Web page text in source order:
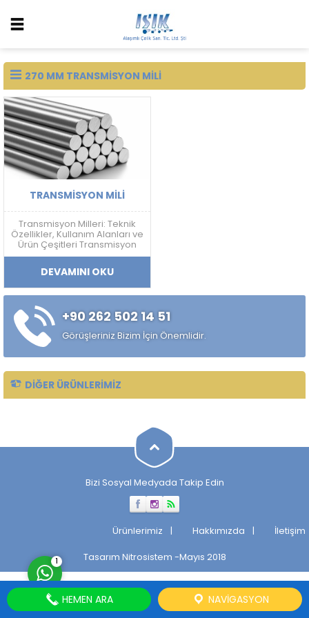
270 MM TRANSMISYON MILI
TRANSMISYON MILI
Transmisyon Milleri: Teknik
Özellikler, Kullanım Alanları ve
Ürün Çeşitleri Transmisyon
Mili Nedir? Transmisyon mili;
mekanik güç aktarımı,
doğrusal hareket sistemleri
ve makine ekipmanlarında
kullanılan, yüksek ölçü
hassasiyetine sahip soğuk
çekilmiş çelik mil ürünüdür.
Standart sıcak haddelenmiş
çeliklere kıyasla daha
DEVAMINI OKU
+90 262 502 14 51
Görüşleriniz Bizim İçin Önemlidir.
DIĞER ÜRÜNLERIMIZ
Bizi Sosyal Medyada Takip Edin
Ürünlerimiz Hakkımızda
İletişim
Tasarım Nitrosistem -Mayıs 2018
Cevap Yaz
1
HEMEN ARA NAVIGASYON